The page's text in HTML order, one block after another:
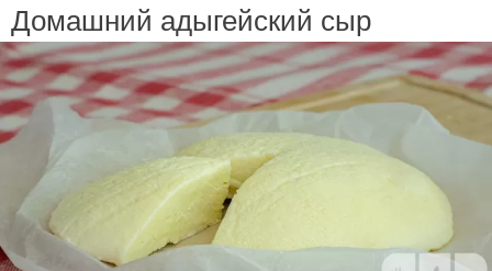
Домашний адыгейский сыр